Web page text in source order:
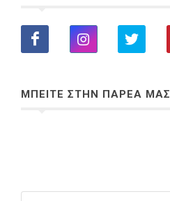
ΜΠΕΙΤΕ ΣΤΗΝ ΠΑΡΕΑ ΜΑΣ